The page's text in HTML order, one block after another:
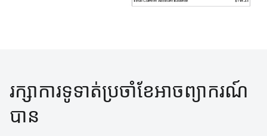
រក្សាការទូទាត់ប្រចាំខែអាចព្យាករណ៍
បាន